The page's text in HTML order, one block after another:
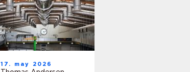
17. may 2026